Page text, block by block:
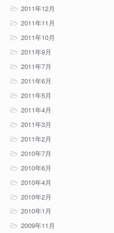
2011年12月
2011年11月
2011年10月
2011年9月
2011年7月
2011年6月
2011年5月
2011年4月
2011年3月
2011年2月
2010年7月
2010年6月
2010年4月
2010年2月
2010年1月
2009年11月